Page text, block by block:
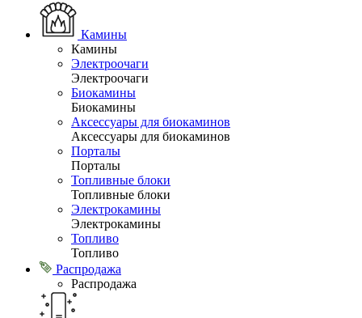
Камины
Камины
Электроочаги
Электроочаги
Биокамины
Биокамины
Аксессуары для биокаминов
Аксессуары для биокаминов
Порталы
Порталы
Топливные блоки
Топливные блоки
Электрокамины
Электрокамины
Топливо
Топливо
Распродажа
Распродажа